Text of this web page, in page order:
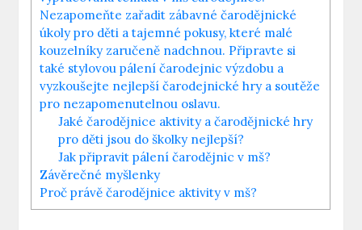
Nezapomeňte zařadit zábavné čarodějnické
úkoly pro děti a tajemné pokusy, které malé
kouzelníky zaručeně nadchnou. Připravte si
také stylovou pálení čarodejnic výzdobu a
vyzkoušejte nejlepší čarodejnické hry a soutěže
pro nezapomenutelnou oslavu.
Jaké čarodějnice aktivity a čarodějnické hry
pro děti jsou do školky nejlepší?
Jak připravit pálení čarodějnic v mš?
Závěrečné myšlenky
Proč právě čarodějnice aktivity v mš?